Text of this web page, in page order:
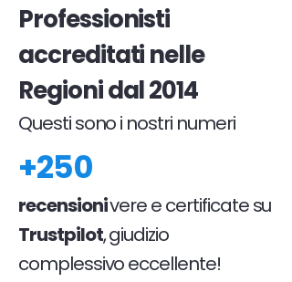
Professionisti
accreditati nelle
Regioni dal 2014
Questi sono i nostri numeri
+250
recensionivere e certificate su
Trustpilot, giudizio
complessivo eccellente!